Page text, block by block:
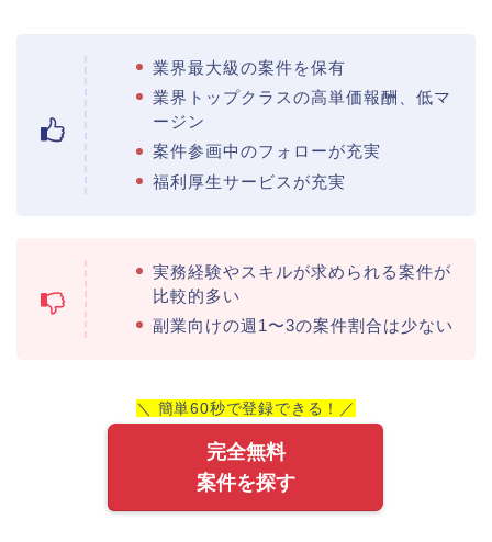
業界最大級の案件を保有
業界トップクラスの高単価報酬、低マ
ージン
案件参画中のフォローが充実
福利厚生サービスが充実
実務経験やスキルが求められる案件が
比較的多い
副業向けの週1〜3の案件割合は少ない
＼ 簡単60秒で登録できる！／
完全無料
案件を探す